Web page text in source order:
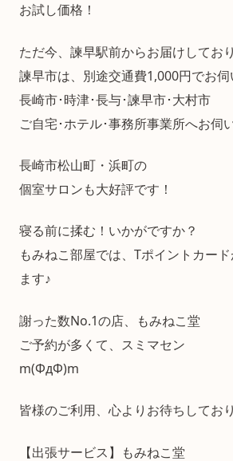
お試し価格！
ただ今、諫早駅前からお届けしており
諫早市は、別途交通費1,000円でお伺
長崎市･時津･長与･諫早市･大村市
ご自宅･ホテル･事務所事業所へお伺
長崎市松山町・浜町の
個室サロンも大好評です！
寝る前に揉む！いかがですか？
もみねこ部屋では、Tポイントカー
ます♪
謝った数No.1の店、もみねこ堂
ご予約が多くて、スミマセン
m(ΦдΦ)m
皆様のご利用、心よりお待ちしてお
【出張サービス】もみねこ堂